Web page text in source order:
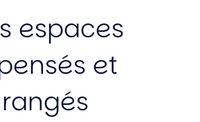
espaces
et
rangés